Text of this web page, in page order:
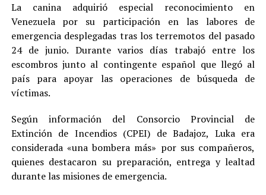
La canina adquirió especial reconocimiento en
Venezuela por su participación en las labores de
emergencia desplegadas tras los terremotos del pasado
24 de junio. Durante varios días trabajó entre los
escombros junto al contingente español que llegó al
país para apoyar las operaciones de búsqueda de
víctimas.
Según información del Consorcio Provincial de
Extinción de Incendios (CPEI) de Badajoz, Luka era
considerada «una bombera más» por sus compañeros,
quienes destacaron su preparación, entrega y lealtad
durante las misiones de emergencia.